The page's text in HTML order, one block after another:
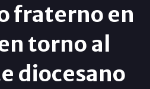
fraterno en
torno al
diocesano